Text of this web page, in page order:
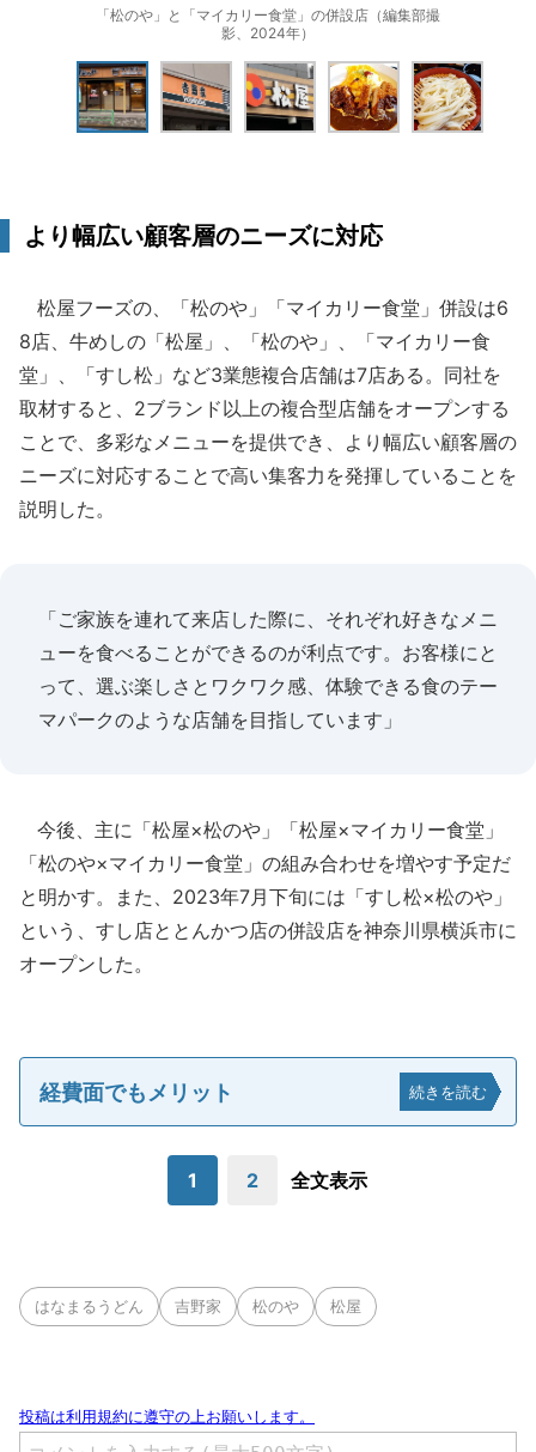
「松のや」と「マイカリー食堂」の併設店（編集部撮
影、2024年）
より幅広い顧客層のニーズに対応
松屋フーズの、「松のや」「マイカリー食堂」併設は6
8店、牛めしの「松屋」、「松のや」、「マイカリー食
堂」、「すし松」など3業態複合店舗は7店ある。同社を
取材すると、2ブランド以上の複合型店舗をオープンする
ことで、多彩なメニューを提供でき、より幅広い顧客層の
ニーズに対応することで高い集客力を発揮していることを
説明した。
「ご家族を連れて来店した際に、それぞれ好きなメニ
ューを食べることができるのが利点です。お客様にと
って、選ぶ楽しさとワクワク感、体験できる食のテー
マパークのような店舗を目指しています」
今後、主に「松屋×松のや」「松屋×マイカリー食堂」
「松のや×マイカリー食堂」の組み合わせを増やす予定だ
と明かす。また、2023年7月下旬には「すし松×松のや」
という、すし店ととんかつ店の併設店を神奈川県横浜市に
オープンした。
経費面でもメリット 続きを読む
1 2 全文表示
はなまるうどん 吉野家 松のや 松屋